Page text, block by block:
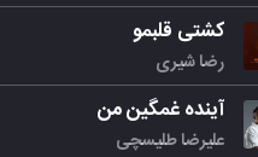
کشتی قلبمو
رضا شیری
آینده غمگین من
علیرضا طلیسچی